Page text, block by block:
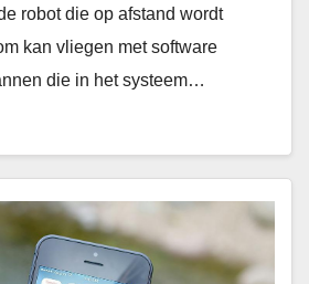
robot die op afstand wordt
kan vliegen met software
die in het systeem…